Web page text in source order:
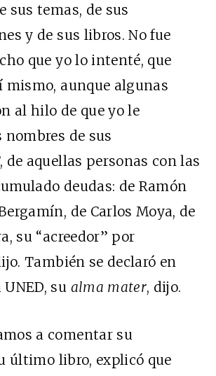
sus temas, de sus
y de sus libros. No fue
que yo lo intenté, que
mismo, aunque algunas
al hilo de que yo le
nombres de sus
de aquellas personas con las
deudas: de Ramón
de Carlos Moya, de
su “acreedor” por
También se declaró en
su alma mater, dijo.
a comentar su
último libro, explicó que